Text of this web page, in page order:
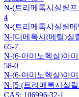
N-(트리메톡시실릴프
4
N-(트리메톡시실릴메
N-[디메톡시(메틸)실
65-7
N-(6-아미노헥실)아
58-0
N-(6-아미노헥실)아
N-[5-(트리메톡시실
CAS: 106996-32-1